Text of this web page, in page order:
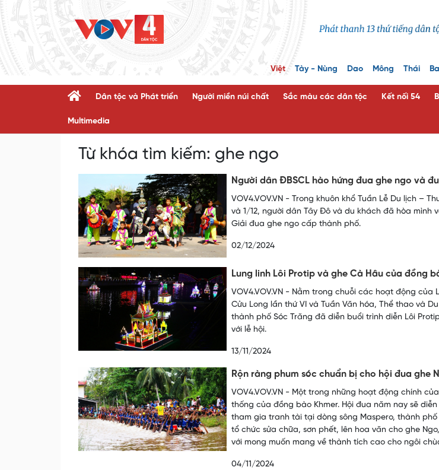
Việt Tày - Nùng Dao Mông Thái
Dân tộc và Phát triển Người miền núi chất Sắc màu các dân tộc Kết nối 54
Multimedia
Từ khóa tìm kiếm: ghe ngo
Người dân ĐBSCL hào hứng đua ghe ngo và
VOV4.VOV.VN - Trong khuôn khổ Tuần Lễ Du lịch –
và 1/12, người dân Tây Đô và du khách đã hòa mình
Giải đua ghe ngo cấp thành phố.
02/12/2024
Lung linh Lôi Protip và ghe Cà Hâu của đồng
VOV4.VOV.VN - Nằm trong chuỗi các hoạt động
Cửu Long lần thứ VI và Tuần Văn hóa, Thể thao và
thành phố Sóc Trăng đã diễn buổi trình diễn Lôi
với lễ hội.
13/11/2024
Rộn ràng phum sóc chuẩn bị cho hội đua ghe
VOV4.VOV.VN - Một trong những hoạt động chính
thống của đồng bào Khmer. Hội đua năm nay sẽ
tham gia tranh tài tại dòng sông Maspero, thành
tổ chức sửa chữa, sơn phết, lên hoa văn cho ghe
với mong muốn mang về thành tích cao cho ngôi
04/11/2024